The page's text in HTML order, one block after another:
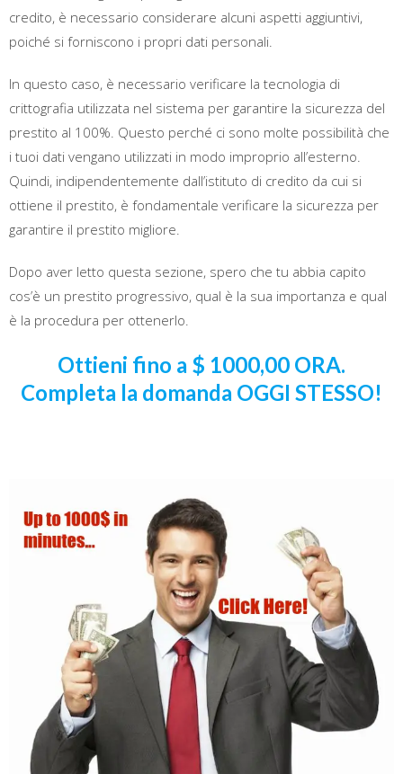
credito, è necessario considerare alcuni aspetti aggiuntivi,
poiché si forniscono i propri dati personali.
In questo caso, è necessario verificare la tecnologia di
crittografia utilizzata nel sistema per garantire la sicurezza del
prestito al 100%. Questo perché ci sono molte possibilità che
i tuoi dati vengano utilizzati in modo improprio all’esterno.
Quindi, indipendentemente dall’istituto di credito da cui si
ottiene il prestito, è fondamentale verificare la sicurezza per
garantire il prestito migliore.
Dopo aver letto questa sezione, spero che tu abbia capito
cos’è un prestito progressivo, qual è la sua importanza e qual
è la procedura per ottenerlo.
Ottieni fino a $ 1000,00 ORA.
Completa la domanda OGGI STESSO!